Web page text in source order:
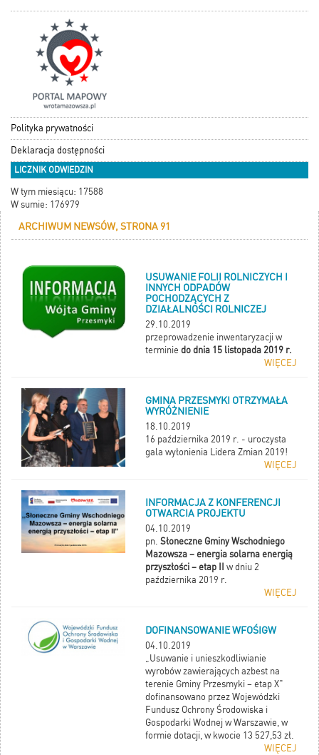
Polityka prywatności
Deklaracja dostępności
LICZNIK ODWIEDZIN
W tym miesiącu: 17588
W sumie: 176979
ARCHIWUM NEWSÓW, STRONA 91
USUWANIE FOLII ROLNICZYCH I
INNYCH ODPADÓW
POCHODZĄCYCH Z
DZIAŁALNOŚCI ROLNICZEJ
29.10.2019
przeprowadzenie inwentaryzacji w
terminiedo dnia 15 listopada 2019 r.
WIĘCEJ
GMINA PRZESMYKI OTRZYMAŁA
WYRÓŻNIENIE
18.10.2019
16 października 2019 r. - uroczysta
gala wyłonienia Lidera Zmian 2019!
WIĘCEJ
INFORMACJA Z KONFERENCJI
OTWARCIA PROJEKTU
04.10.2019
pn.Słoneczne Gminy Wschodniego
Mazowsza – energia solarna energią
przyszłości – etap IIw dniu 2
października 2019 r.
WIĘCEJ
DOFINANSOWANIE WFOŚIGW
04.10.2019
„Usuwanie i unieszkodliwianie
wyrobów zawierających azbest na
terenie Gminy Przesmyki – etap X"
dofinansowano przez Wojewódzki
Fundusz Ochrony Środowiska i
Gospodarki Wodnej w Warszawie, w
formie dotacji, w kwocie 13 527,53 zł.
WIĘCEJ